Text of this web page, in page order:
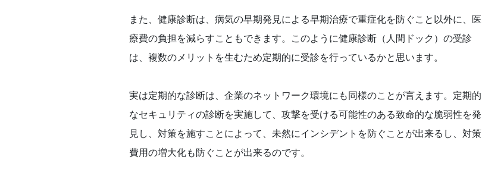
また、健康診断は、病気の早期発見による早期治療で重症化を防ぐこと以外に、医
療費の負担を減らすこともできます。このように健康診断（人間ドック）の受診
は、複数のメリットを生むため定期的に受診を行っているかと思います。
実は定期的な診断は、企業のネットワーク環境にも同様のことが言えます。定期的
なセキュリティの診断を実施して、攻撃を受ける可能性のある致命的な脆弱性を発
見し、対策を施すことによって、未然にインシデントを防ぐことが出来るし、対策
費用の増大化も防ぐことが出来るのです。